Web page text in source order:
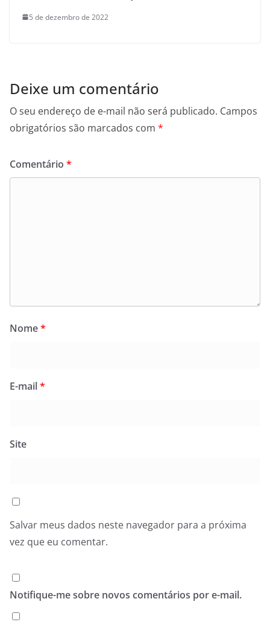
5 de dezembro de 2022
Deixe um comentário
O seu endereço de e-mail não será publicado. Campos
obrigatórios são marcados com *
Comentário *
Nome*
E-mail*
Site
Salvar meus dados neste navegador para a próxima
vez que eu comentar.
Notifique-me sobre novos comentários por e-mail.